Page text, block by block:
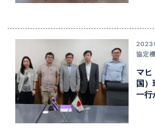
2023
協定
マヒ
国
一行